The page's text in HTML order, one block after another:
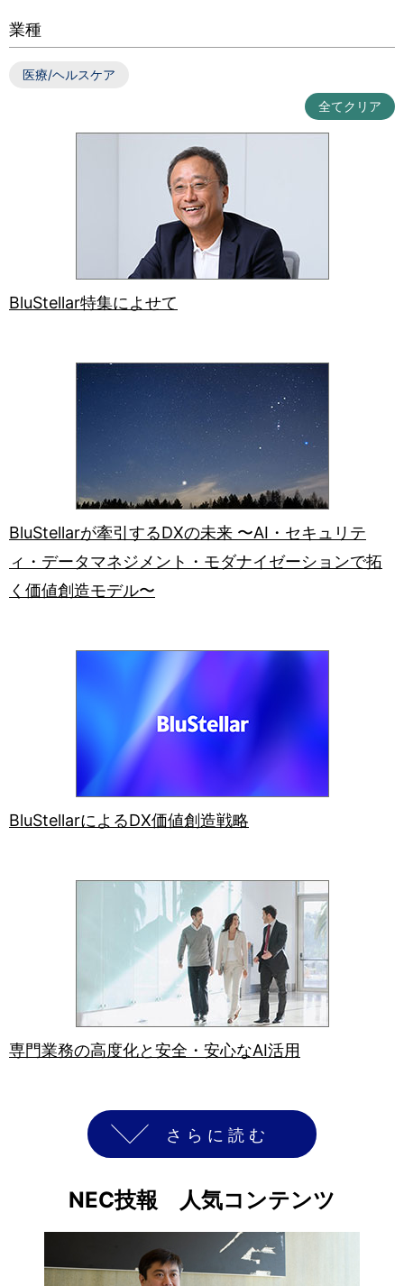
業種
医療/ヘルスケア
全てクリア
BluStellar特集によせて
BluStellarが牽引するDXの未来 〜AI・セキュリテ
ィ・データマネジメント・モダナイゼーションで拓
く価値創造モデル〜
BluStellarによるDX価値創造戦略
専門業務の高度化と安全・安心なAI活用
さらに読む
NEC技報 人気コンテンツ